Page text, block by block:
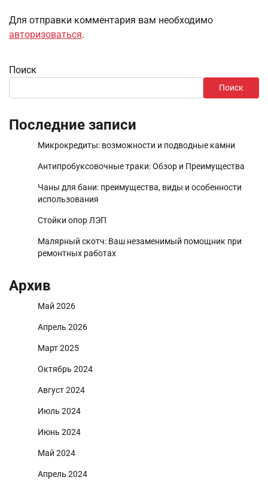
Для отправки комментария вам необходимо
авторизоваться.
Поиск
Поиск
Последние записи
Микрокредиты: возможности и подводные камни
Антипробуксовочные траки: Обзор и Преимущества
Чаны для бани: преимущества, виды и особенности
использования
Стойки опор ЛЭП
Малярный скотч: Ваш незаменимый помощник при
ремонтных работах
Архив
Май 2026
Апрель 2026
Март 2025
Октябрь 2024
Август 2024
Июль 2024
Июнь 2024
Май 2024
Апрель 2024